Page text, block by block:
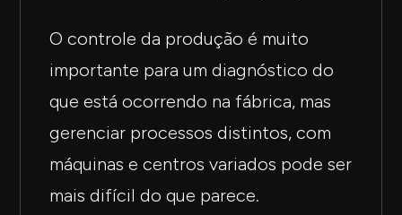
O controle da produção é muito
importante para um diagnóstico do
que está ocorrendo na fábrica, mas
gerenciar processos distintos, com
máquinas e centros variados pode ser
mais difícil do que parece.